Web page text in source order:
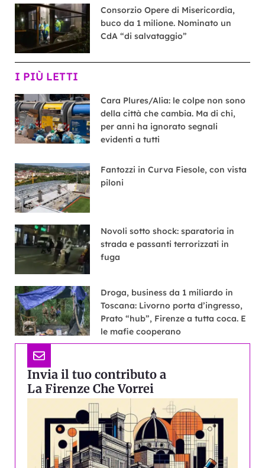
Consorzio Opere di Misericordia,
buco da 1 milione. Nominato un
CdA “di salvataggio”
I PIÙ LETTI
Cara Plures/Alia: le colpe non sono
della città che cambia. Ma di chi,
per anni ha ignorato segnali
evidenti a tutti
Fantozzi in Curva Fiesole, con vista
piloni
Novoli sotto shock: sparatoria in
strada e passanti terrorizzati in
fuga
Droga, business da 1 miliardo in
Toscana: Livorno porta d’ingresso,
Prato “hub”, Firenze a tutta coca. E
le mafie cooperano
Invia il tuo contributo a
La Firenze Che Vorrei